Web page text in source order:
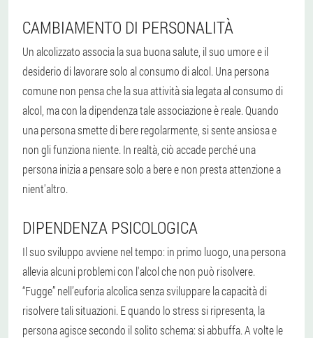
CAMBIAMENTO DI PERSONALITÀ
Un alcolizzato associa la sua buona salute, il suo umore e il
desiderio di lavorare solo al consumo di alcol. Una persona
comune non pensa che la sua attività sia legata al consumo di
alcol, ma con la dipendenza tale associazione è reale. Quando
una persona smette di bere regolarmente, si sente ansiosa e
non gli funziona niente. In realtà, ciò accade perché una
persona inizia a pensare solo a bere e non presta attenzione a
nient'altro.
DIPENDENZA PSICOLOGICA
Il suo sviluppo avviene nel tempo: in primo luogo, una persona
allevia alcuni problemi con l'alcol che non può risolvere.
“Fugge” nell’euforia alcolica senza sviluppare la capacità di
risolvere tali situazioni. E quando lo stress si ripresenta, la
persona agisce secondo il solito schema: si abbuffa. A volte le